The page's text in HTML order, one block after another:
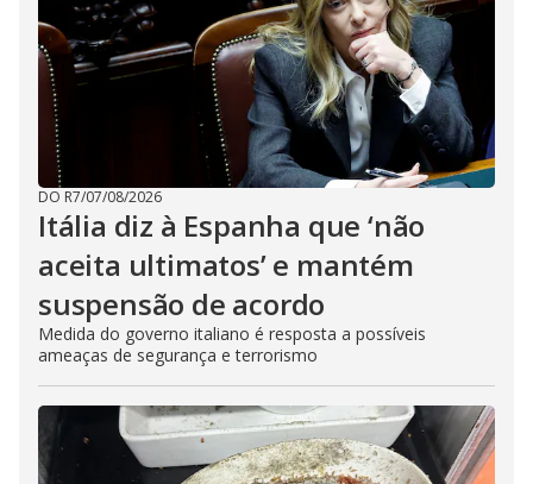
DO R7/07/08/2026
Itália diz à Espanha que ‘não
aceita ultimatos’ e mantém
suspensão de acordo
Medida do governo italiano é resposta a possíveis
ameaças de segurança e terrorismo